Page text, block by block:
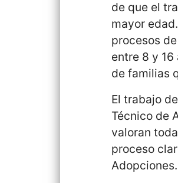
de que el
mayor
procesos
entre 8 y
de familias
El trabajo
Técnico de
valoran
proceso
Adopciones.